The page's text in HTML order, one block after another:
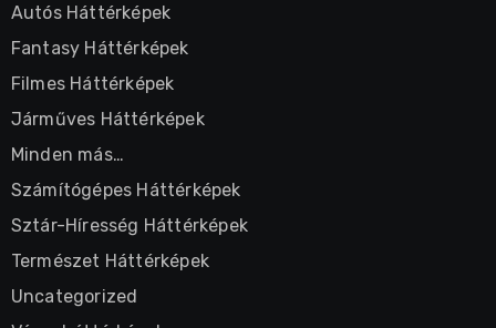
Autós Háttérképek
Fantasy Háttérképek
Filmes Háttérképek
Járműves Háttérképek
Minden más…
Számítógépes Háttérképek
Sztár-Híresség Háttérképek
Természet Háttérképek
Uncategorized